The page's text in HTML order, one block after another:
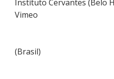
Instituto Cervantes (Belo
Vimeo
(Brasil)